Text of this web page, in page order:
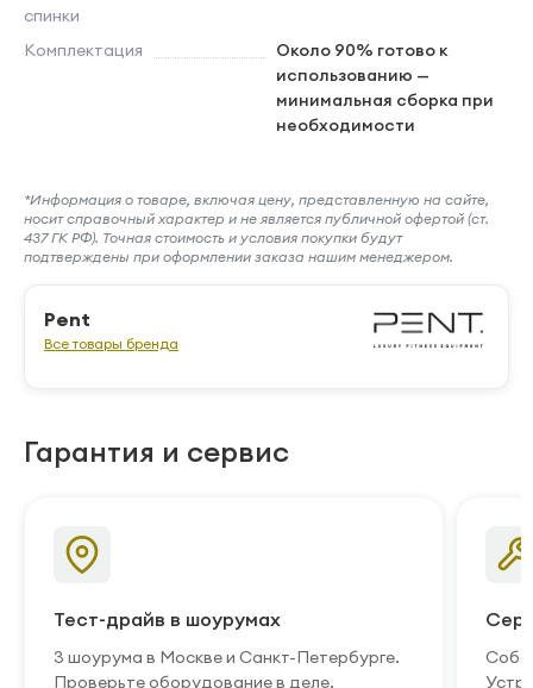
спинки
Комплектация
Около 90% готово к
использованию —
минимальная сборка при
необходимости
*Информация о товаре, включая цену, представленную на сайте,
носит справочный характер и не является публичной офертой (ст.
437 ГК РФ). Точная стоимость и условия покупки будут
подтверждены при оформлении заказа нашим менеджером.
Pent
Все товары бренда
Гарантия и сервис
Тест-драйв в шоурумах
3 шоурума в Москве и Санкт-Петербурге.
Проверьте оборудование в деле.